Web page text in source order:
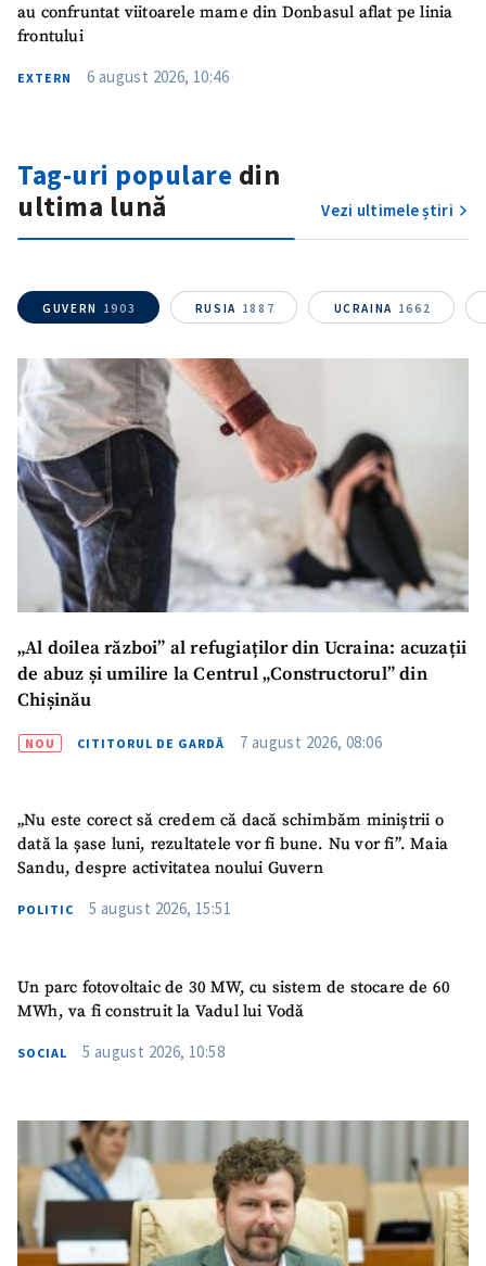
au confruntat viitoarele mame din Donbasul aflat pe linia
frontului
EXTERN 6 august 2026, 10:46
Tag-uri populare din
ultima lună
Vezi ultimele știri
GUVERN 1903 RUSIA 1887 UCRAINA 1662
„Al doilea război” al refugiaților din Ucraina: acuzații
de abuz și umilire la Centrul „Constructorul” din
Chișinău
NOU CITITORUL DE GARDĂ 7 august 2026, 08:06
„Nu este corect să credem că dacă schimbăm miniștrii o
dată la șase luni, rezultatele vor fi bune. Nu vor fi”. Maia
Sandu, despre activitatea noului Guvern
POLITIC 5 august 2026, 15:51
Un parc fotovoltaic de 30 MW, cu sistem de stocare de 60
MWh, va fi construit la Vadul lui Vodă
SOCIAL 5 august 2026, 10:58